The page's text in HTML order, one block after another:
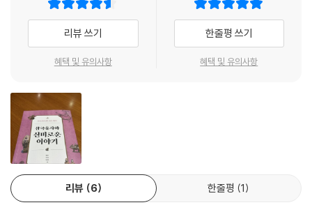
전통시대 역사 기록은 대부분 역사상 주인공들의 이야기들이다. 일종의 영
웅들을 중심으로 이야기가 펼쳐져 있다. 그러나 주인공들이 역사의 주연이
되기 위해서는 반드시 조연들이 필요하다. … 삼국유사에도 마찬가지다.
삼국유사에 여러 왕들의 결단과 정치적 결정에는 그러한 결정에 도움을 준
--- p.75
삼국유사에 수록된 인물들은 대체로 주인공이다. 그러나 주인공의 그늘에
서 평생 주인공이 되어 보지 못한 채 지낸 인물들도 있다. … 주인공보다 나
은 자신의 모습을 보여주기 위해 극적인 시도를 하다가 패배한 인물도 있
다. 사람이 사는 세상의 다양한 모습들을 보여주고 있는 것이다.
--- p.125
동물이기도 하고, 귀신이기도 하고, 또 석탑이나 돌종, 악기 같은 사물이기
도 하다. 이들은 때로 인간처럼 감정과 지능을 갖고 있을뿐더러 사건의 주
역의 되기도 한다. 영괴사전에는 우리 민족과 밀접한 연관성이 있는 곰을
비롯하여 호랑이, 말, 용, 뱀 같은 동물을 비롯하여 산신과 여신, 불교의 신
까지는 알려져 있지 않은 이야기들을 소개하고 있다. 이들은 우리 세계가
아닌 우리가 닿지 못하는 다른 세계의 존재들인 것이다. 저자는 이런 기이
하고 신비한 존재를 고리로 우리는 다른 세계로 나가는 문을 열 수 있다고
말한다. 즉 우리 상상력의 원천을 깨달음으로써 우리는 새로운 세상으로
나아갈 수 있는 힘을 얻게 된다는 것이다.
삼국유사, 유네스코 세계기록유산 등재
리뷰 쓰기
혜택 및 유의사항
한줄평 쓰기
혜택 및 유의사항
리뷰 6 한줄평 1